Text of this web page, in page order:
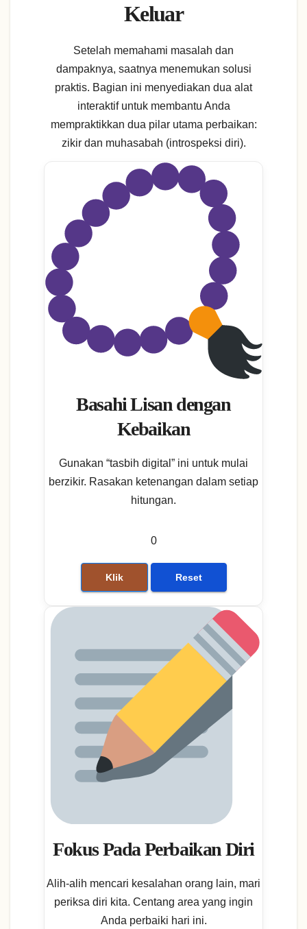
Keluar
Setelah memahami masalah dan
dampaknya, saatnya menemukan solusi
praktis. Bagian ini menyediakan dua alat
interaktif untuk membantu Anda
mempraktikkan dua pilar utama perbaikan:
zikir dan muhasabah (introspeksi diri).
Basahi Lisan dengan
Kebaikan
Gunakan “tasbih digital” ini untuk mulai
berzikir. Rasakan ketenangan dalam setiap
hitungan.
0
Klik Reset
Fokus Pada Perbaikan Diri
Alih-alih mencari kesalahan orang lain, mari
periksa diri kita. Centang area yang ingin
Anda perbaiki hari ini.